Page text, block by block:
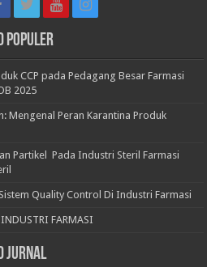
Populer
CCP pada Pedagang Besar Farmasi
2025
Mengenal Peran Karantina Produk
Partikel Pada Industri Steril Farmasi
Quality Control Di Industri Farmasi
FARMASI
Jurnal